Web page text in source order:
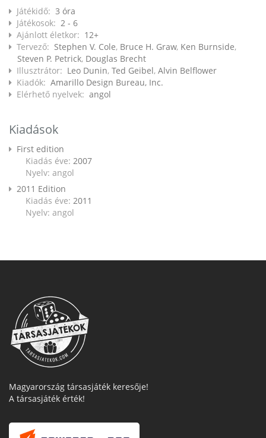
Játékidő: 3 óra
Játékosok: 2 - 6
Ajánlott életkor: 12+
Tervező: Stephen V. Cole, Bruce H. Graw, Ken Burnside,
Steven P. Petrick, Douglas Brecht
Illusztrátor: Leo Dunin, Ted Geibel, Alvin Belflower
Kiadók: Amarillo Design Bureau, Inc.
Elérhető nyelvek: angol
Kiadások
First edition
Kiadás éve: 2007
Nyelv: angol
2011 Edition
Kiadás éve: 2011
Nyelv: angol
Magyarország társasjáték keresője!
A társasjáték érték!